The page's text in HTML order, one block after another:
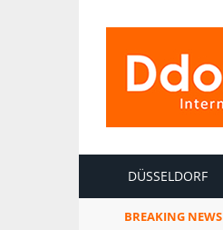
DÜSSELDORF
BREAKING NEWS